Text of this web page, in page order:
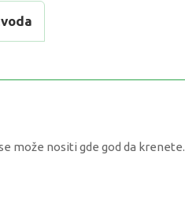
može nositi gde god da krenete.